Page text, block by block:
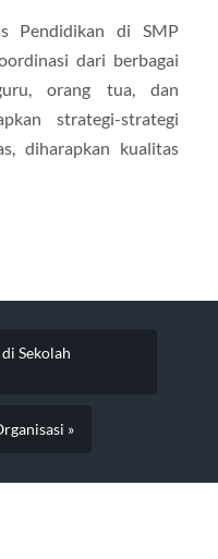
Pendidikan di SMP
dari berbagai
orang tua, dan
strategi-strategi
diharapkan kualitas
Sekolah
»